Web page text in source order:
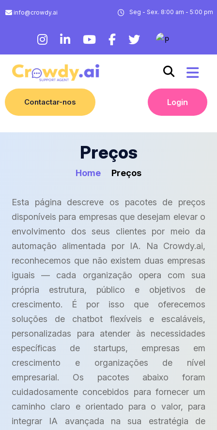
info@crowdy.ai Seg - Sex. 8:00 am - 5:00 pm
Contactar-nos Login
Preços
Home Preços
Esta página descreve os pacotes de preços
disponíveis para empresas que desejam elevar o
envolvimento dos seus clientes por meio da
automação alimentada por IA. Na Crowdy.ai,
reconhecemos que não existem duas empresas
iguais — cada organização opera com sua
própria estrutura, público e objetivos de
crescimento. É por isso que oferecemos
soluções de chatbot flexíveis e escaláveis,
personalizadas para atender às necessidades
específicas de startups, empresas em
crescimento e organizações de nível
empresarial. Os pacotes abaixo foram
cuidadosamente concebidos para fornecer um
caminho claro e orientado para o valor, para
integrar IA avançada na sua estratégia de